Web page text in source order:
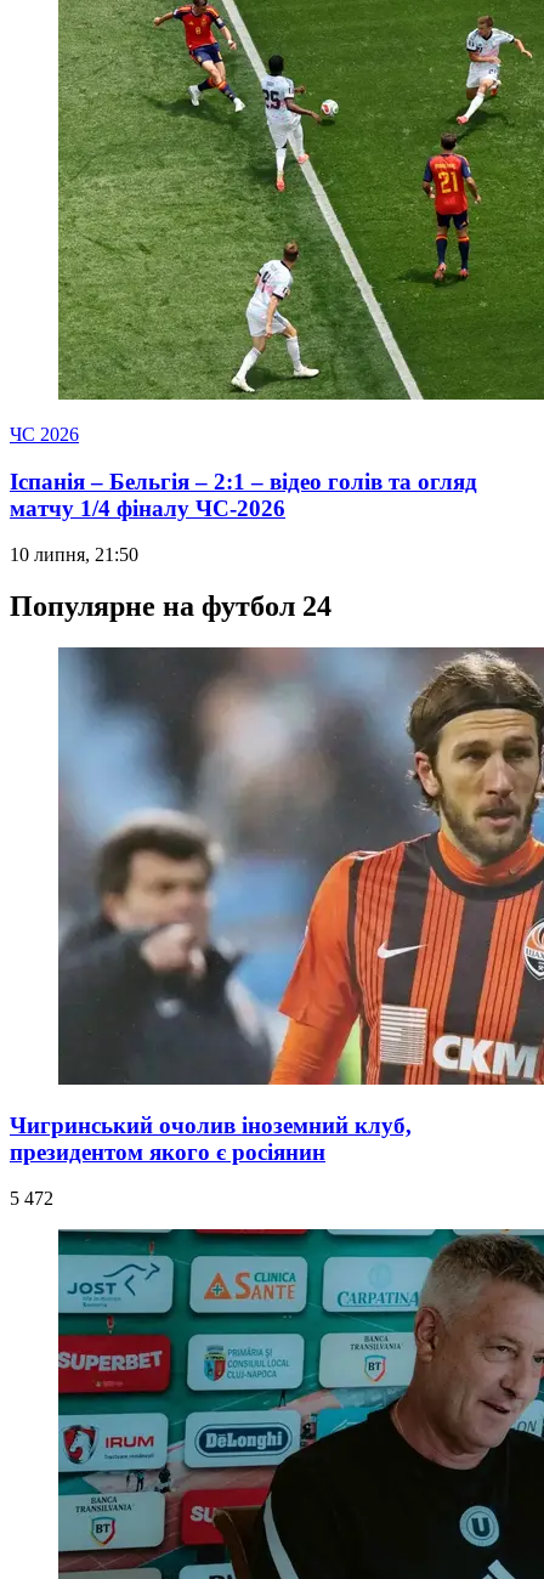
ЧС 2026
Іспанія – Бельгія – 2:1 – відео голів та огляд
матчу 1/4 фіналу ЧС-2026
10 липня, 21:50
Популярне на футбол 24
Чигринський очолив іноземний клуб,
президентом якого є росіянин
5 472